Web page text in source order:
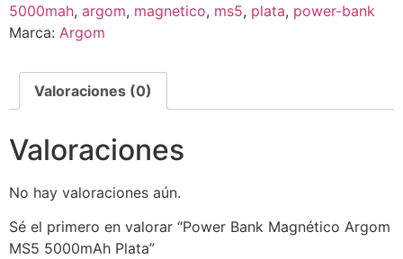
5000mah, argom, magnetico, ms5, plata, power-bank
Marca: Argom
Valoraciones (0)
Valoraciones
No hay valoraciones aún.
Sé el primero en valorar “Power Bank Magnético Argom
MS5 5000mAh Plata”